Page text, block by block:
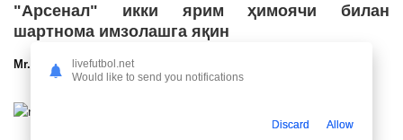
"Арсенал" икки ярим ҳимоячи билан
шартнома имзолашга яқин
Mr.NoBoDy12.03.2025 23:24
livefutbol.net
Would like to send you notifications
Discard Allow